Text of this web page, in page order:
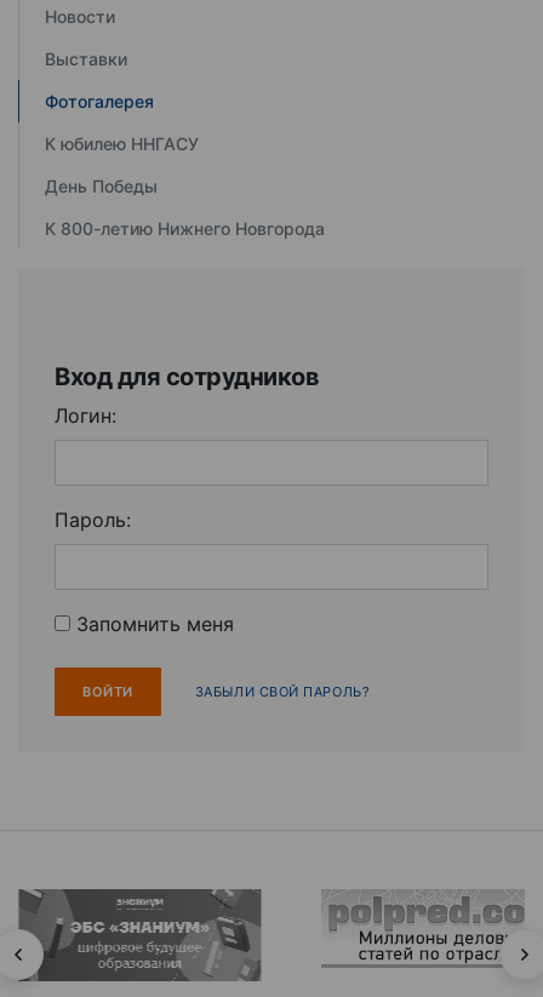
Новости
Выставки
Фотогалерея
К юбилею ННГАСУ
День Победы
К 800-летию Нижнего Новгорода
Вход для сотрудников
Логин:
Пароль:
Запомнить меня
ЗАБЫЛИ СВОЙ ПАРОЛЬ?